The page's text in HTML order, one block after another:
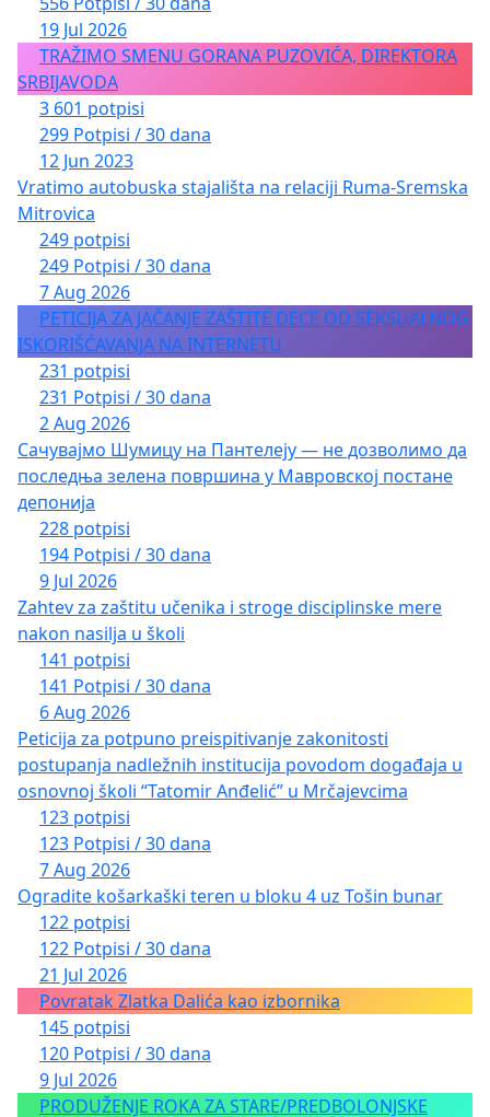
19 Jul 2026
TRAŽIMO SMENU GORANA PUZOVIĆA, DIREKTORA
SRBIJAVODA
3 601 potpisi
299 Potpisi / 30 dana
12 Jun 2023
Vratimo autobuska stajališta na relaciji Ruma-Sremska
Mitrovica
249 potpisi
249 Potpisi / 30 dana
7 Aug 2026
PETICIJA ZA JAČANJE ZAŠTITE DECE OD SEKSUALNOG
ISKORIŠĆAVANJA NA INTERNETU
231 potpisi
231 Potpisi / 30 dana
2 Aug 2026
Сачувајмо Шумицу на Пантелеју — не дозволимо да
последња зелена површина у Мавровској постане
депонија
228 potpisi
194 Potpisi / 30 dana
9 Jul 2026
Zahtev za zaštitu učenika i stroge disciplinske mere
nakon nasilja u školi
141 potpisi
141 Potpisi / 30 dana
6 Aug 2026
Peticija za potpuno preispitivanje zakonitosti
postupanja nadležnih institucija povodom događaja u
osnovnoj školi “Tatomir Anđelić” u Mrčajevcima
123 potpisi
123 Potpisi / 30 dana
7 Aug 2026
Ogradite košarkaški teren u bloku 4 uz Tošin bunar
122 potpisi
122 Potpisi / 30 dana
21 Jul 2026
Povratak Zlatka Dalića kao izbornika
145 potpisi
120 Potpisi / 30 dana
9 Jul 2026
PRODUŽENJE ROKA ZA STARE/PREDBOLONJSKE